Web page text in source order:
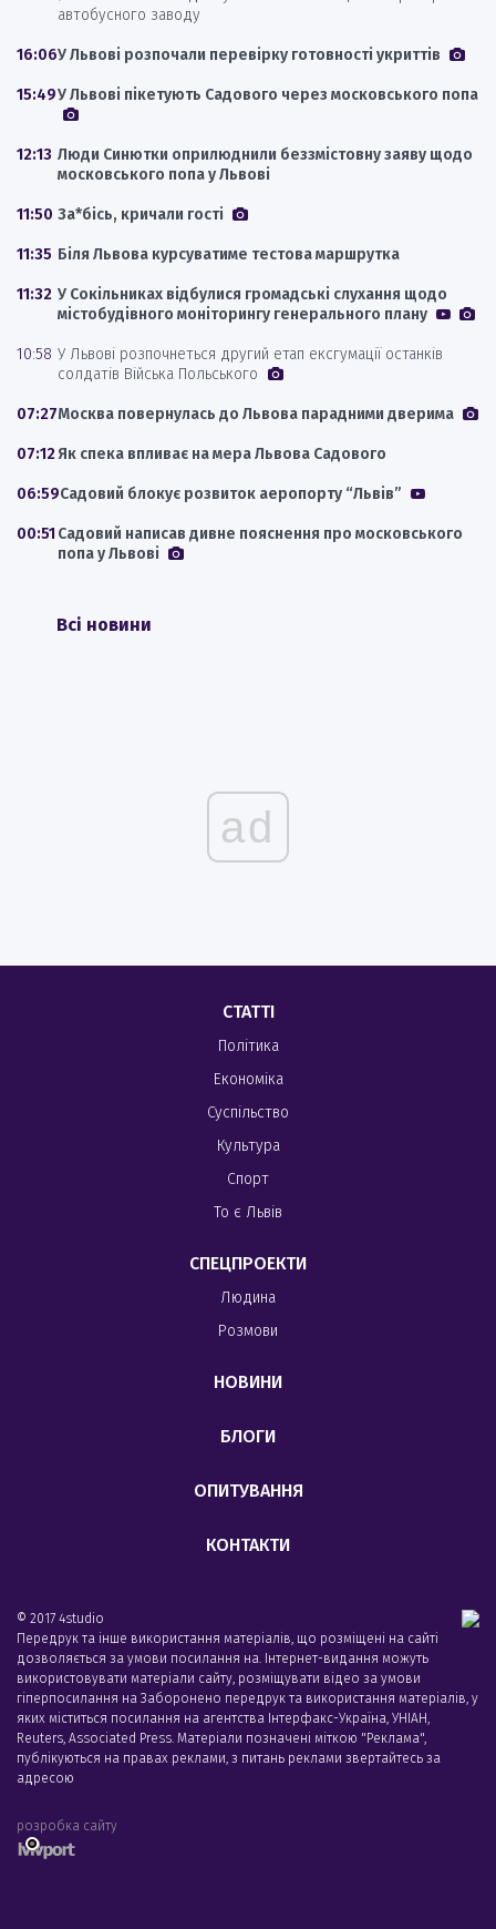
автобусного заводу
16:06У Львові розпочали перевірку готовності укриттів
15:49У Львові пікетують Садового через московського попа
12:13 Люди Синютки оприлюднили беззмістовну заяву щодо
московського попа у Львові
11:50 За*бісь, кричали гості
11:35 Біля Львова курсуватиме тестова маршрутка
11:32 У Сокільниках відбулися громадські слухання щодо
містобудівного моніторингу генерального плану
10:58 У Львові розпочнеться другий етап ексгумації останків
солдатів Війська Польського
07:27Москва повернулась до Львова парадними дверима
07:12Як спека впливає на мера Львова Садового
06:59Садовий блокує розвиток аеропорту “Львів”
00:51 Садовий написав дивне пояснення про московського
попа у Львові
Всі новини
ad
СТАТТІ
Політика
Економіка
Суспільство
Культура
Спорт
То є Львів
СПЕЦПРОЕКТИ
Людина
Розмови
НОВИНИ
БЛОГИ
ОПИТУВАННЯ
КОНТАКТИ
© 2017 4studio
Передрук та інше використання матеріалів, що розміщені на сайті
дозволяється за умови посилання на. Інтернет-видання можуть
використовувати матеріали сайту, розміщувати відео за умови
гіперпосилання на Заборонено передрук та використання матеріалів, у
яких міститься посилання на агентства Iнтерфакс-Україна, УНIАН,
Reuters, Associated Press. Матеріали позначені міткою "Реклама",
публікуються на правах реклами, з питань реклами звертайтесь за
адресою
розробка сайту